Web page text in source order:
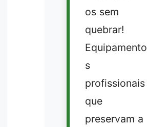
os sem
quebrar!
Equipamento
s
profissionais
que
preservam a